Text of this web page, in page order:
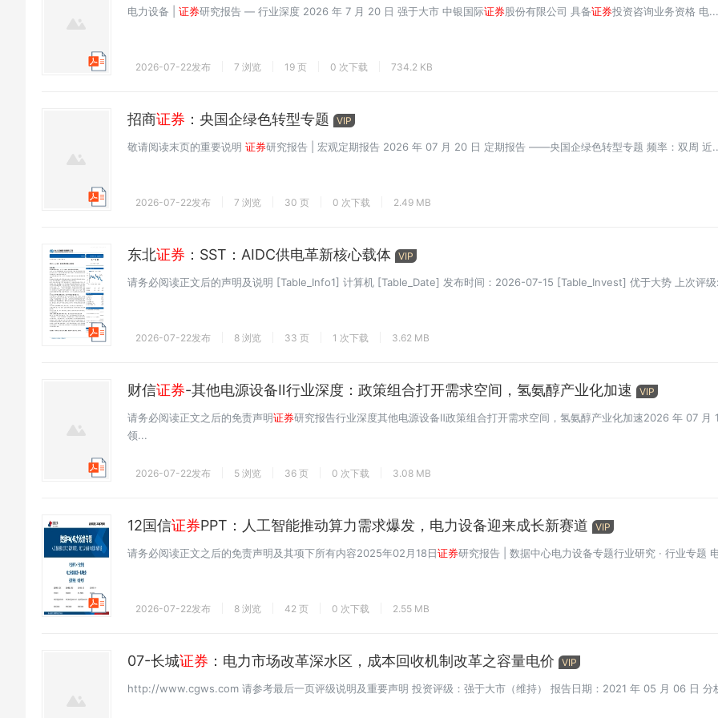
电力设备 |证券研究报告 — 行业深度 2026 年 7 月 20 日 强于大市 中银国际证券股份有限公司 具备证券投资咨询业务资格 电...
2026-07-22发布 7 浏览 19 页 0 次下载 734.2 KB
招商证券 ：央国企绿色转型专题 VIP
敬请阅读末页的重要说明证券研究报告 | 宏观定期报告 2026 年 07 月 20 日 定期报告 ——央国企绿色转型专题 频率：双周 近
2026-07-22发布 7 浏览 30 页 0 次下载 2.49 MB
东北证券 ：SST：AIDC供电革新核心载体 VIP
请务必阅读正文后的声明及说明 [Table_Info1] 计算机 [Table_Date] 发布时间：2026-07-15 [Table_Invest] 优于大势 上次评
2026-07-22发布 8 浏览 33 页 1 次下载 3.62 MB
财信证券-其他电源设备Ⅱ行业深度：政策组合打开需求空间，氢氨醇产业化加速 VIP
请务必阅读正文之后的免责声明证券研究报告行业深度其他电源设备Ⅱ政策组合打开需求空间，氢氨醇产业化加速2026 年 07 月
领...
2026-07-22发布 5 浏览 36 页 0 次下载 3.08 MB
12国信证券PPT：人工智能推动算力需求爆发，电力设备迎来成长新赛道 VIP
请务必阅读正文之后的免责声明及其项下所有内容2025年02月18日证券研究报告 | 数据中心电力设备专题行业研究 · 行业专题
2026-07-22发布 8 浏览 42 页 0 次下载 2.55 MB
07-长城证券 ：电力市场改革深水区，成本回收机制改革之容量电价 VIP
http://www.cgws.com 请参考最后一页评级说明及重要声明 投资评级：强于大市（维持） 报告日期：2021 年 05 月 06 日 分